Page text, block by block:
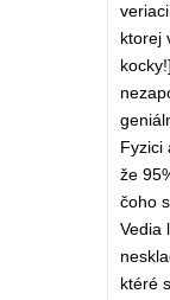
ktorej
kocky!]
Fyzici
že
čoho
Vedia
ktéré